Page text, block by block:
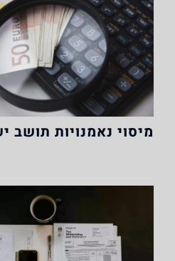
מיסוי נאמנויות תושב